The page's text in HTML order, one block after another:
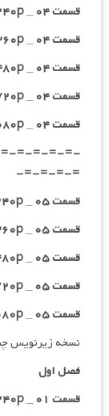
قسمت ۰۴ _ ۲۴۰p : | لینک مستقیم |
قسمت ۰۴ _ ۳۶۰p : | لینک مستقیم |
قسمت ۰۴ _ ۴۸۰p : | لینک مستقیم |
قسمت ۰۴ _ ۷۲۰p : | لینک مستقیم |
قسمت ۰۴ _ ۱۰۸۰p : | لینک مستقیم |
=-=-=-=-
=-=-=-=-
قسمت ۰۵ _ ۲۴۰p : | لینک مستقیم |
قسمت ۰۵ _ ۳۶۰p : | لینک مستقیم |
قسمت ۰۵ _ ۴۸۰p : | لینک مستقیم |
قسمت ۰۵ _ ۷۲۰p : | لینک مستقیم |
قسمت ۰۵ _ ۱۰۸۰p : | لینک مستقیم |
نسخه زیرنویس
فصل اول
قسمت ۰۱ _ ۲۴۰p : | لینک مستقیم |